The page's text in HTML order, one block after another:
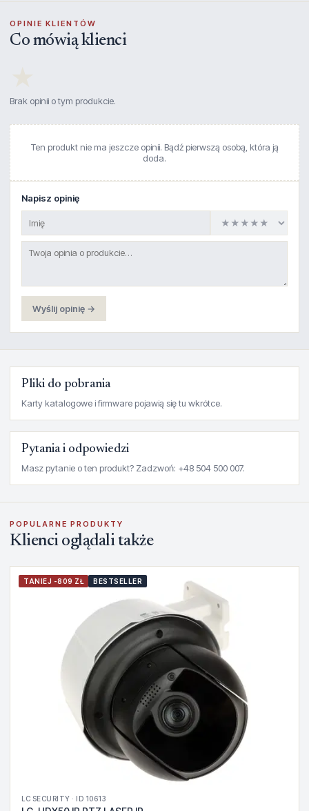
OPINIE KLIENTÓW
Co mówią klienci
Brak opinii o tym produkcie.
Ten produkt nie ma jeszcze opinii. Bądź pierwszą osobą, która ją
doda.
Napisz opinię
Wyślij opinię →
Pliki do pobrania
Karty katalogowe i firmware pojawią się tu wkrótce.
Pytania i odpowiedzi
Masz pytanie o ten produkt? Zadzwoń: +48 504 500 007.
POPULARNE PRODUKTY
Klienci oglądali także
TANIEJ -809 ZŁ BESTSELLER
LC SECURITY · ID 10613